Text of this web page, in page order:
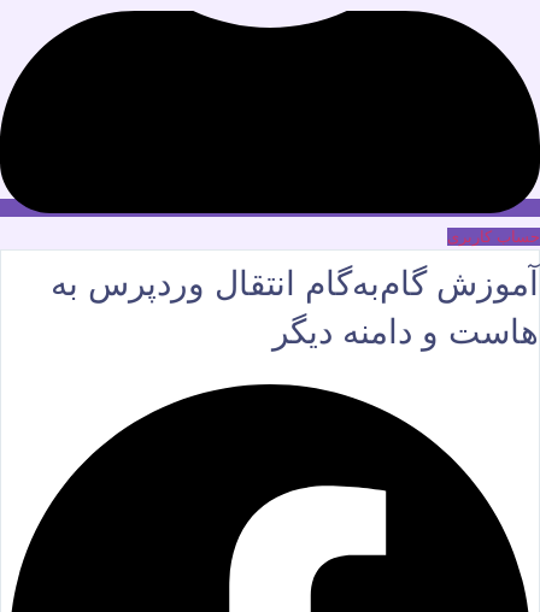
حساب کاربری
آموزش گام‌به‌گام انتقال وردپرس به
هاست و دامنه دیگر